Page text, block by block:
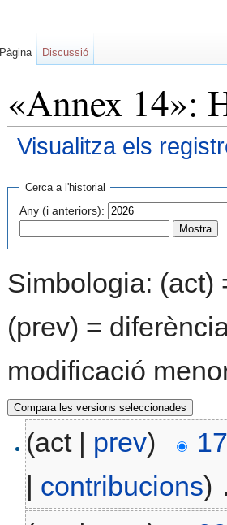
«Annex 14»:
Visualitza els
Cerca a l'historial
Any (i anteriors):
Simbologia: (act)
(prev) =
modificació
(act | prev)
| contribucions)
Pàgina Discussió